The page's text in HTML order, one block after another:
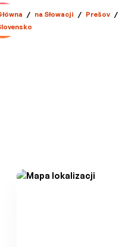
/ na Słowacji / Prešov /